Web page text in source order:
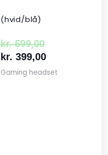
(hvid/blå)
kr.599,00
kr. 399,00
Gaming headset